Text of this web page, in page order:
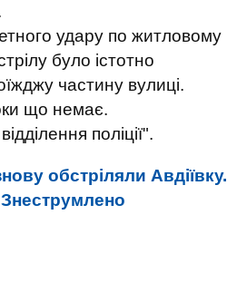
удару по житловому
було істотно
частину вулиці.
що немає.
поліції".
обстріляли Авдіївку.